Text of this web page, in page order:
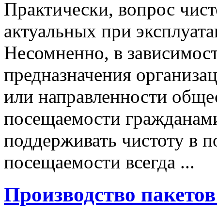
Практически, вопрос
актуальных при
Несомненно, в
предназначения
или направленности
посещаемости
поддерживать чистоту в
посещаемости всегда ...
Производство